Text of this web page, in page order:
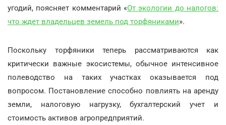
угодий, поясняет комментарий «От экологии до налогов:
что ждет владельцев земель под торфяниками».
Поскольку торфяники теперь рассматриваются как
критически важные экосистемы, обычное интенсивное
полеводство на таких участках оказывается под
вопросом. Постановление способно повлиять на аренду
земли, налоговую нагрузку, бухгалтерский учет и
стоимость активов агропредприятий.